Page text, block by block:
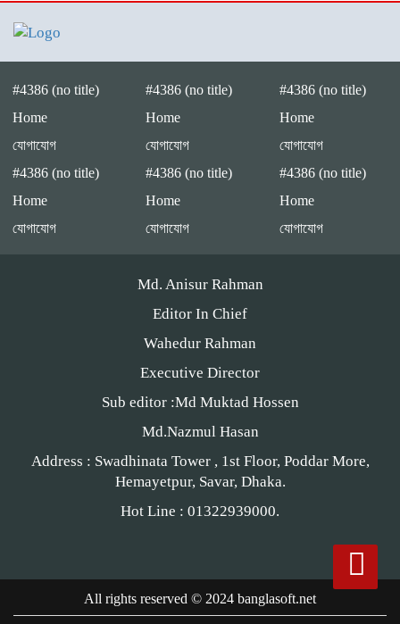
শ্রীপুরে চোরাই পথে সার পাচারকালে
৮০ বস্তাসহ পিকআপ আটক
‎পটুয়াখালী গলাচিপায় গজালিয়া
বর্গা দেওয়ার জন্য জাতীয়তাবাদী দল
তৈরি হয়নি’ — হাসান মামুন”
পটুয়াখালী-৩(গলাচিপা-দশমিনা) আসন
পটুয়াখালীতে গণঅধিকার পরিষদের
জনসভা
সুরক্ষার নীতি, নাকি বাজার নিয়ন্ত্রণের
ফাঁদ?
#4386 (no title)
Home
যোগাযোগ
#4386 (no title)
Home
যোগাযোগ
#4386 (no title)
Home
যোগাযোগ
#4386 (no title)
Home
যোগাযোগ
#4386 (no title)
Home
যোগাযোগ
#4386 (no title)
Home
যোগাযোগ
Md. Anisur Rahman
Editor In Chief
Wahedur Rahman
Executive Director
Sub editor :Md Muktad Hossen
Md.Nazmul Hasan
Address : Swadhinata Tower , 1st Floor, Poddar More,
Hemayetpur, Savar, Dhaka.
Hot Line : 01322939000.
All rights reserved © 2024 banglasoft.net